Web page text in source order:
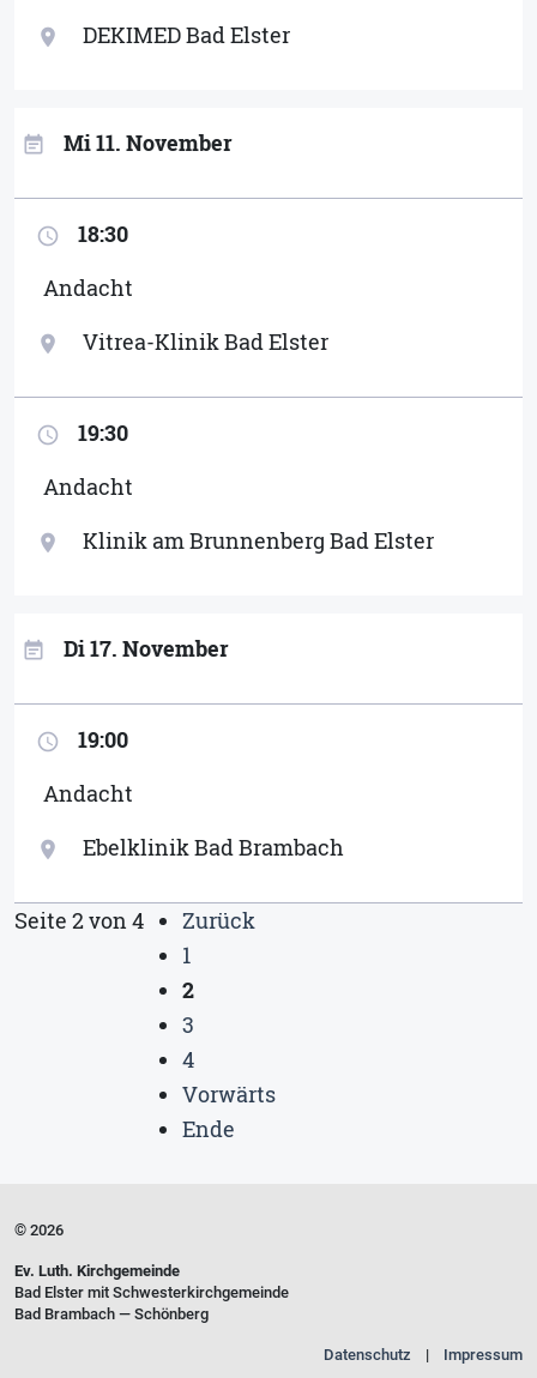
location_on DEKIMED Bad Elster
event_note Mi 11. November
access_time
18:30
Andacht
location_on Vitrea-Klinik Bad Elster
access_time
19:30
Andacht
location_on Klinik am Brunnenberg Bad Elster
event_note Di 17. November
access_time
19:00
Andacht
location_on Ebelklinik Bad Brambach
Seite 2 von 4
Zurück
1
2
3
4
Vorwärts
Ende
© 2026
Ev. Luth. Kirchgemeinde
Bad Elster mit Schwesterkirchgemeinde
Bad Brambach — Schönberg
Datenschutz Impressum